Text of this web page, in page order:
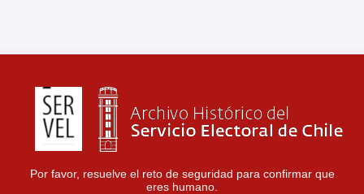
Por favor, resuelve el reto de seguridad para confirmar que
eres humano.